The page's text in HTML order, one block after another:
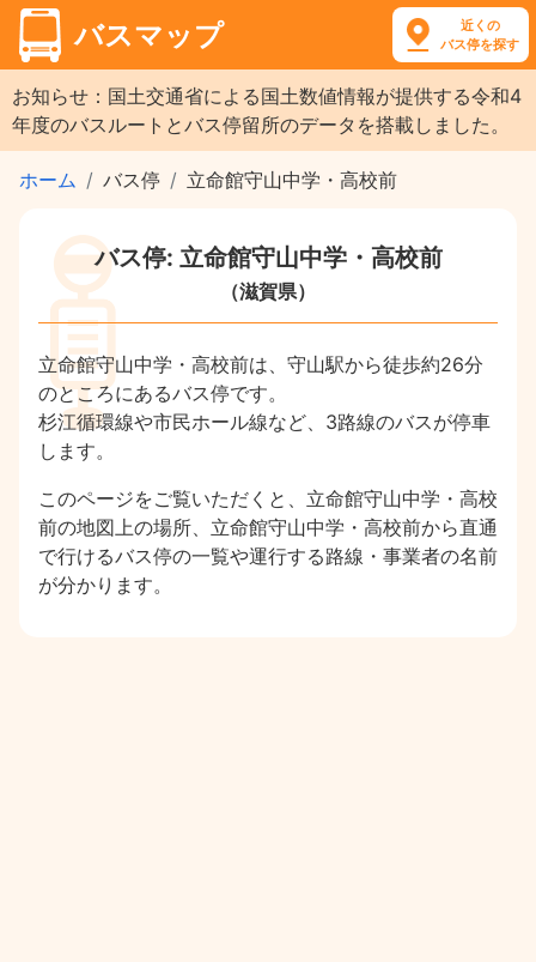
バスマップ
近くの
バス停を探す
お知らせ：国土交通省による国土数値情報が提供する令和4
年度のバスルートとバス停留所のデータを搭載しました。
ホーム バス停 立命館守山中学・高校前
バス停: 立命館守山中学・高校前
（滋賀県）
立命館守山中学・高校前は、守山駅から徒歩約26分
のところにあるバス停です。
杉江循環線や市民ホール線など、3路線のバスが停車
します。
このページをご覧いただくと、立命館守山中学・高校
前の地図上の場所、立命館守山中学・高校前から直通
で行けるバス停の一覧や運行する路線・事業者の名前
が分かります。